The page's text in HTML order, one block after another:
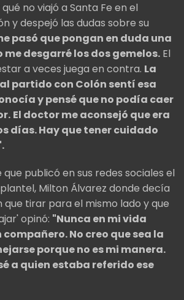
no viajó a Santa Fe en el
y despejó las dudas sobre su
pasó que pongan en duda una
me desgarré los dos gemelos. El
a veces juega en contra. La
partido con Colón sentí esa
y pensé que no podía caer
El doctor me aconsejó que era
días. Hay que tener cuidado
publicó en sus redes sociales el
Milton Álvarez donde decía
tirar para el mismo lado y que
opinó: "Nunca en mi vida
No creo que sea la
porque no es mi manera.
a quien estaba referido ese